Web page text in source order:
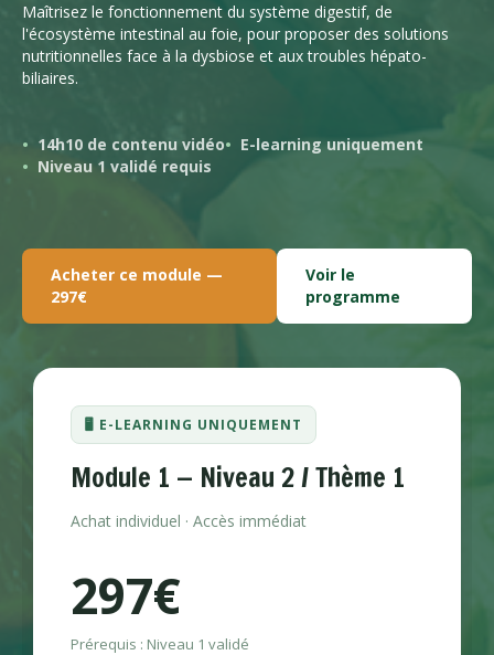
Maîtrisez le fonctionnement du système digestif, de
l'écosystème intestinal au foie, pour proposer des solutions
nutritionnelles face à la dysbiose et aux troubles hépato-
biliaires.
14h10 de contenu vidéo
E-learning uniquement
Niveau 1 validé requis
Acheter ce module —
297€
Voir le
programme
🖥️ E-LEARNING UNIQUEMENT
Module 1 — Niveau 2 / Thème 1
Achat individuel · Accès immédiat
297€
Prérequis : Niveau 1 validé